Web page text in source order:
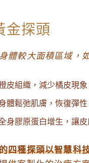
金探頭
身體較大面積區域，
皮組織，減少橘皮現象
體鬆弛肌膚，恢復彈性
身膠原蛋白增生，讓皮
四種探頭以智慧科